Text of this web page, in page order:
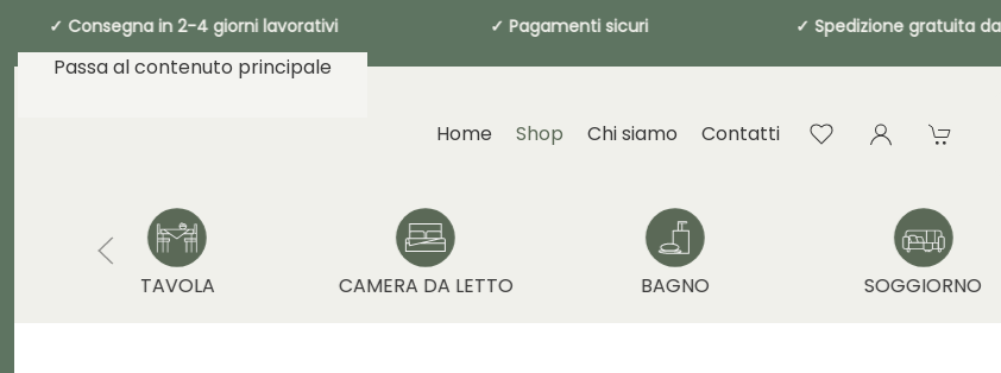
Consegna in 2-4 giorni lavorativi ✓ Pagamenti sicuri ✓ Spedizione
Passa al contenuto principale
Home Shop Chi siamo Contatti
TAVOLA CAMERA DA LETTO BAGNO SOGGIORNO